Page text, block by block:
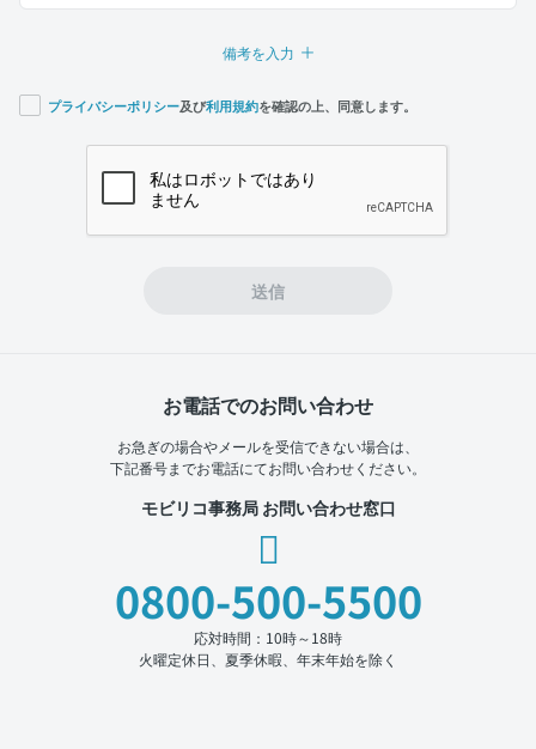
備考を入力
プライバシーポリシー及び利用規約を確認の上、同意します。
送信
お電話でのお問い合わせ
お急ぎの場合やメールを受信できない場合は、
下記番号までお電話にてお問い合わせください。
モビリコ事務局 お問い合わせ窓口
0800-500-5500
応対時間：10時～18時
火曜定休日、夏季休暇、年末年始を除く